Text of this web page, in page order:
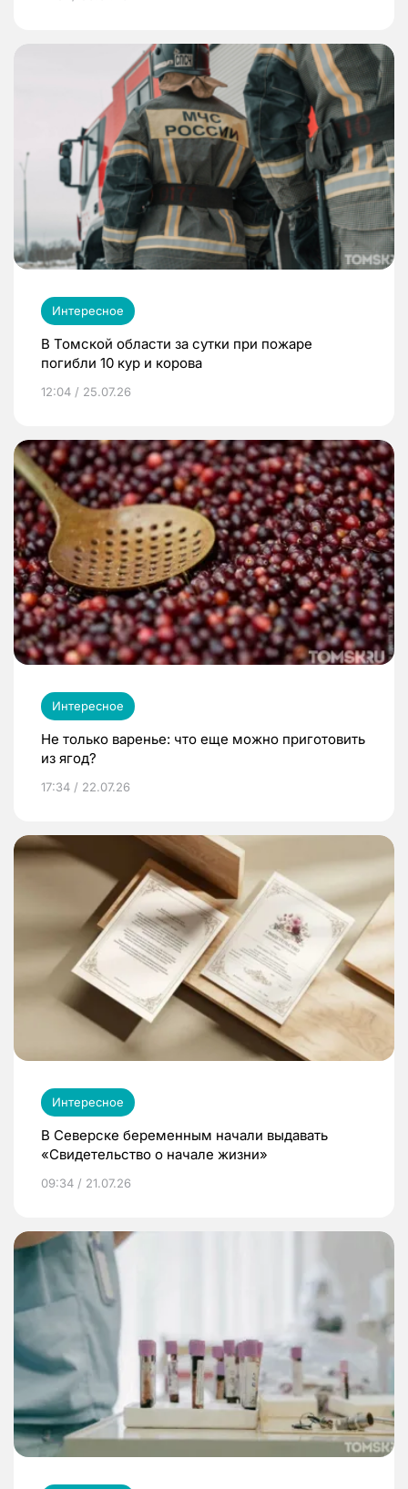
Интересное
В Томской области за сутки при пожаре
погибли 10 кур и корова
12:04 / 25.07.26
Интересное
Не только варенье: что еще можно приготовить
из ягод?
17:34 / 22.07.26
Интересное
В Северске беременным начали выдавать
«Свидетельство о начале жизни»
09:34 / 21.07.26